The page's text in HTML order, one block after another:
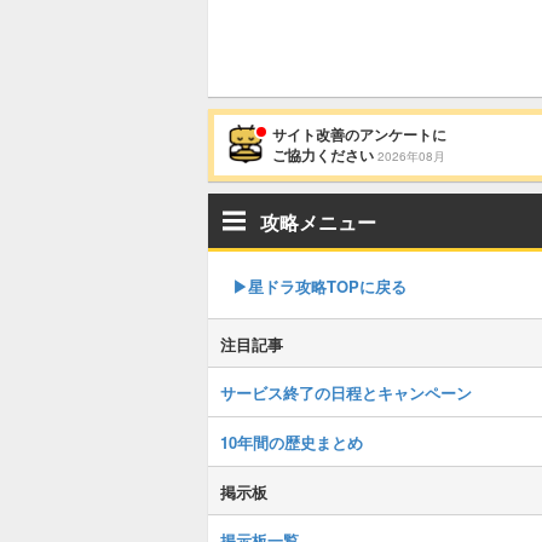
サイト改善のアンケートに
ご協力ください 2026年08月
攻略メニュー
▶︎星ドラ攻略TOPに戻る
注目記事
サービス終了の日程とキャンペーン
10年間の歴史まとめ
掲示板